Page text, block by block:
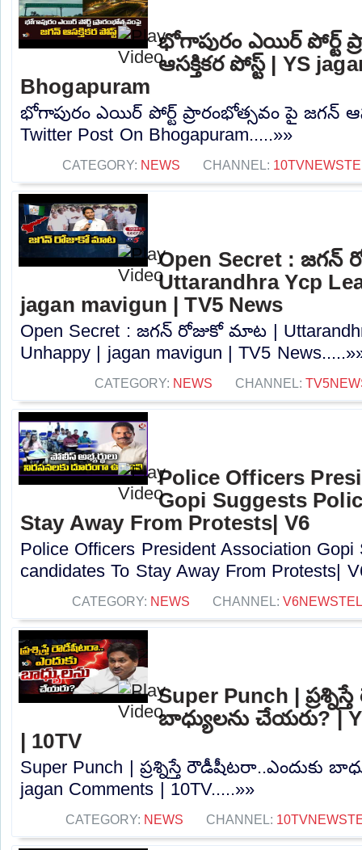
భోగాపురం ఎయిర్ పోర్ట్
ఆసక్తికర పోస్ట్ | YS
Bhogapuram
భోగాపురం ఎయిర్ పోర్ట్ ప్రారంభోత్సవం పై జగన్
Twitter Post On Bhogapuram.....»»
CATEGORY: NEWS CHANNEL:
Open Secret :
Uttarandhra Ycp
jagan mavigun | TV5 News
Open Secret : జగన్ రోజుకో మాట |
Unhappy | jagan mavigun | TV5
CATEGORY: NEWS CHANNEL:
Police Officers
Gopi Suggests
Stay Away From Protests| V6
Police Officers President Association Gopi
candidates To Stay Away From Protests|
CATEGORY: NEWS CHANNEL:
Super Punch |
బాధ్యులను చేయరు? |
| 10TV
Super Punch | ప్రశ్నిస్తే రౌడీషీటరా..ఎందుకు
jagan Comments | 10TV.....»»
CATEGORY: NEWS CHANNEL: